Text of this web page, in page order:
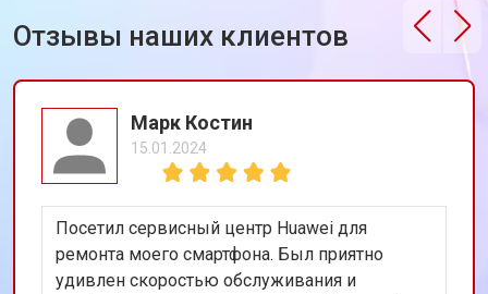
Отзывы наших клиентов
Марк Костин
15.01.2024
Посетил сервисный центр Huawei для
ремонта моего смартфона. Был приятно
удивлен скоростью обслуживания и